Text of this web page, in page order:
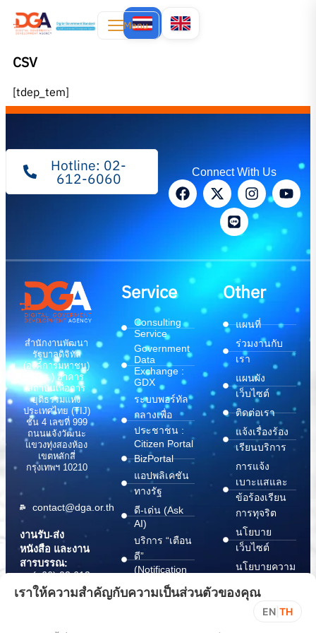
Menu
CSV
[tdep_tem]
Hotline: 02-
612-6060 Connect With Us
สำนักงานพัฒนา
รัฐบาลดิจิทัล
(องค์การมหาชน)
(สพร.) อาคาร
สถาบันเพื่อการ
ยุติธรรมแห่ง
ประเทศไทย (TIJ)
ชั้น 4 เลขที่ 999
ถนนแจ้งวัฒนะ
แขวงทุ่งสองห้อง
เขตหลักสี่
กรุงเทพฯ 10210
contact@dga.or.th
งานรับ-ส่ง
หนังสือ และงาน
สารบรรณ:
(+66) 02 612
6000
saraban@dga.or.th
Service
Consulting
Service
Government
Data
Exchange :
GDX
ระบบพอร์ทัล
กลางเพื่อ
ประชาชน :
Citizen Portal
BizPortal
แอปพลิเคชัน
ทางรัฐ
ดี-เด่น (Ask
AI)
บริการ “เตือน
ดี”
(Notification
บริการ
Other
แผนที่
ร่วมงานกับ
เรา
แผนผัง
เว็บไซต์
ติดต่อเรา
แจ้งเรื่องร้อง
เรียนบริการ
การแจ้ง
เบาะแสและ
ข้อร้องเรียน
การทุจริต
นโยบาย
เว็บไซต์
นโยบายความ
ปลอดภัย
สารสนเทศ
เราให้ความสำคัญกับความเป็นส่วนตัวของคุณ
EN TH